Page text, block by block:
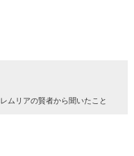
レムリアの賢者から聞いたこと